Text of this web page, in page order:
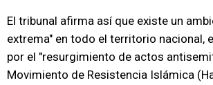
El tribunal afirma así que existe un
extrema" en todo el territorio nacional,
por el "resurgimiento de actos
Movimiento de Resistencia Islámica